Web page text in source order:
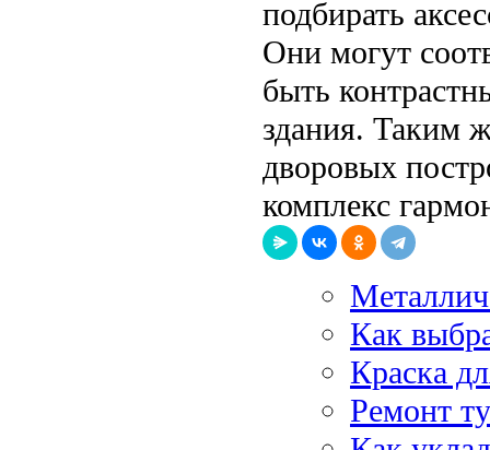
подбирать
Они могут
быть
здания. Таким
дворовых
комплекс
Как
Краска
Ремонт